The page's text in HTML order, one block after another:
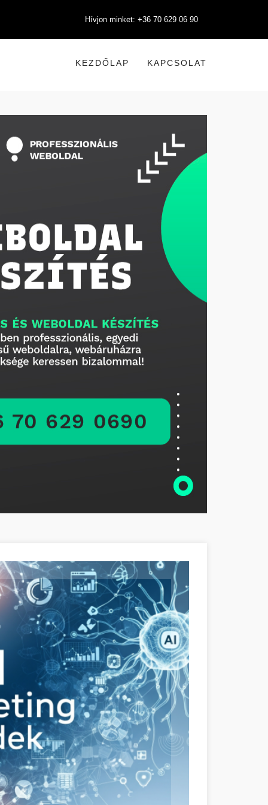
Hívjon minket: +36 70 629 06 90
KEZDŐLAP KAPCSOLAT